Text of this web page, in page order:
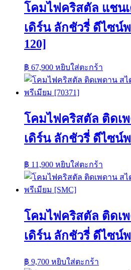
โคมไฟคริสตัล แชน
เดิร์น ลักชัวรี่ ดีไซน์
120]
฿ 67,900 หยิบใส่ตะกร้า
โคมไฟคริสตัล ติดเ
เดิร์น ลักชัวรี่ ดีไซน์พ
฿ 11,900 หยิบใส่ตะกร้า
โคมไฟคริสตัล ติดเ
เดิร์น ลักชัวรี่ ดีไซน์
฿ 9,700 หยิบใส่ตะกร้า